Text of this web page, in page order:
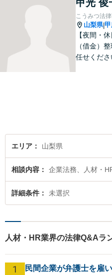
すので、ご
いただけれ
甲光 俊
こうみつ法
山梨県|
【夜間・
（借金）
任せくださ
エリア 山梨県
相談内容 企業法務、人材・
詳細条件 未選択
人材・HR業界の法律Q&Aラ
1
民間企業が弁護士を雇